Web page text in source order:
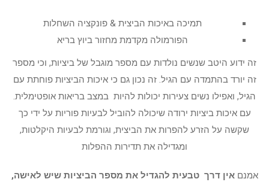
תמיכה באיכות הביצית & פונקציה השחלות
הפורמולה מקדמת מחזור ביוץ בריא
זה ידוע היטב שנשים נולדות עם מספר מוגבל של ביציות, וכי מספר
זה יורד בהתמדה עם הגיל. זה נכון גם כי איכות הביציות פוחתת עם
הגיל, ואפילו נשים צעירות יכולות להיות במצב בריאות אופטימלית.
עם איכות ביציות ירודה שיכולה להוביל לבעיות פוריות על ידי כך
שקשה על הזרע להפרות את הביצית, וגורמת לבעיות היקלטות,
ומגדילה את תדירות ההפלות
אמנםאין דרך טבעית להגדיל את מספר הביציות שיש לאישה,